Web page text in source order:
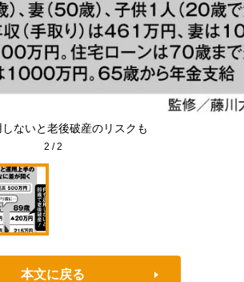
ないと老後破産のリスクも
2 /2
本文に戻る